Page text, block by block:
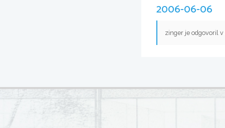
2006-06-06
zinger je odgovoril v